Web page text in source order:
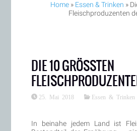
Home» Essen & Trinken »
Fleischproduzenten
DIE 10 GRÖSSTEN F
25. Mai 2018 Essen & Trinken
In beinahe jedem Land ist